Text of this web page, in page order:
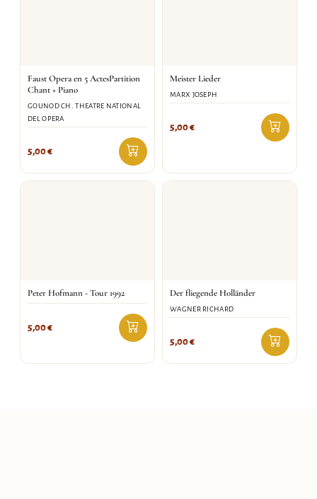
Faust Opera en 5 ActesPartition
Chant + Piano
GOUNOD CH. THEATRE NATIONAL
DEL OPERA
5,00€
Meister Lieder
MARX JOSEPH
5,00€
Peter Hofmann - Tour 1992
5,00€
Der fliegende Holländer
WAGNER RICHARD
5,00€